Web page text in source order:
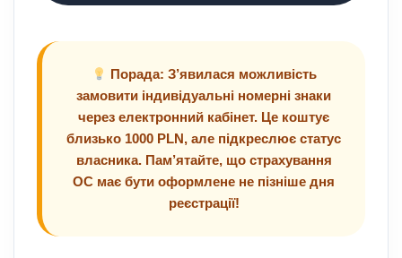
Порада: З’явилася можливість
замовити індивідуальні номерні знаки
через електронний кабінет. Це коштує
близько 1000 PLN, але підкреслює статус
власника. Пам’ятайте, що страхування
OC має бути оформлене не пізніше дня
реєстрації!